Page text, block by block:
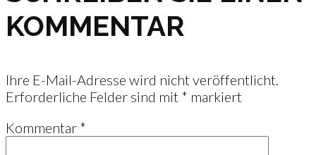
KOMMENTAR
Ihre E-Mail-Adresse wird nicht veröffentlicht.
Erforderliche Felder sind mit * markiert
Kommentar *